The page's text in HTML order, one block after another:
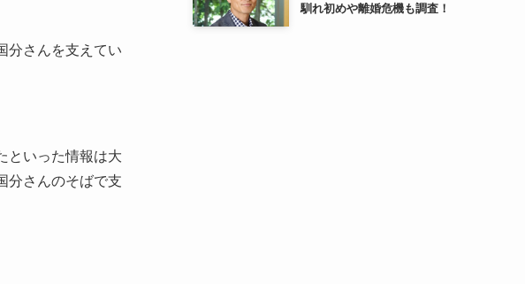
分さんを支えてい
といった情報は大
分さんのそばで支
馴れ初めや離婚危機も調査！